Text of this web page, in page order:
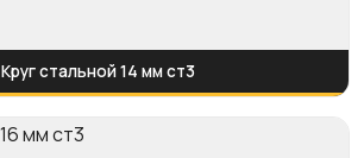
Круг стальной 14 мм ст3